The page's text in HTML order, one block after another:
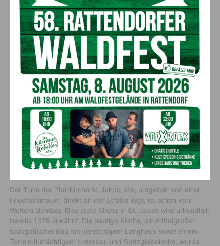
Das Lesachtal
Das Lesachtal, im Norden von den Gailtaler Alpen und
Ausläufern der Lienzer Dolomiten und im Süden von den
Karnischen Alpen begrenzt, erstreckt sich über etwas mehr
als 40 km in West-Ost-Richtung zwischen Tassenbach an der
Tiroler Grenze über Maria Luggau nach Kötschach-Mauthen
parallel zur Staatsgrenze zwischen Österreich und Italien. Die
Gailtalstraße (B 111) verläuft hoch über dem heutigen engen
Talgrund am nördlichen Talhang, auf dem sich auch die
größeren Ortschaften wie St. Jakob befinden.
Pfarrkirche St. Jakob
Der Turm der Pfarrkirche hl. Jakob, die, umgeben von einer
Friedhofsmauer, direkt an der Straße liegt, ist schon von
Weitem sichtbar. Eine erste Kirche in St. Jakob wird urkundlich
bereits 1376 erwähnt. Die heutige Kirche, ein mittelgroßer
spätgotischer Bau mit vierjochigem Langhaus sowie einem
Turm mit mächtigem Unterbau und Spitzgiebelhelm, wurde